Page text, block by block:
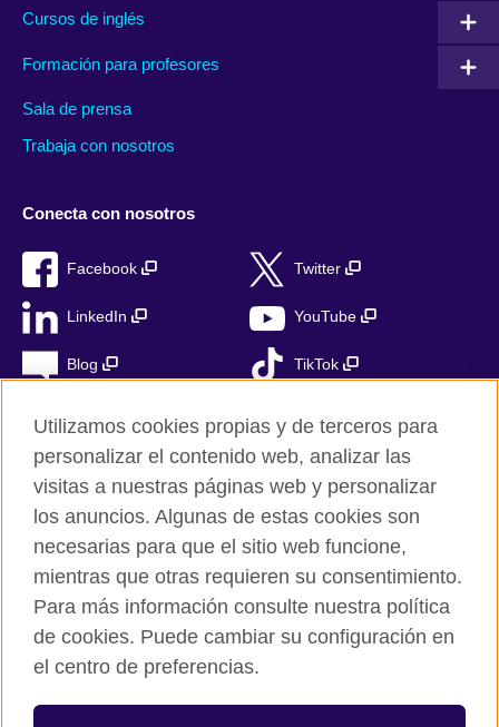
Cursos de inglés
Formación para profesores
Sala de prensa
Trabaja con nosotros
Conecta con nosotros
Facebook Twitter
LinkedIn YouTube
Blog TikTok
British Council Global
Privacidad
Aviso Legal
Cookies
Mapa del sitio
© 2026 British Council
relations and educational opportunities. A registered charity in
Utilizamos cookies propias y de terceros para
personalizar el contenido web, analizar las
visitas a nuestras páginas web y personalizar
los anuncios. Algunas de estas cookies son
necesarias para que el sitio web funcione,
mientras que otras requieren su consentimiento.
Para más información consulte nuestra política
de cookies. Puede cambiar su configuración en
el centro de preferencias.